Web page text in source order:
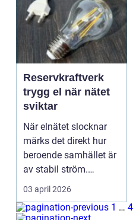
Reservkraftverk
trygg el när nätet
sviktar
När elnätet slocknar
märks det direkt hur
beroende samhället är
av stabil ström.
Belysning, värme, i...
03 april 2026
1 … 4